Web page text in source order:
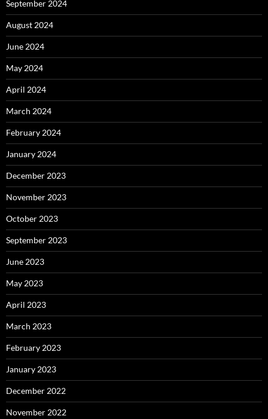
September 2024
August 2024
June 2024
May 2024
April 2024
March 2024
February 2024
January 2024
December 2023
November 2023
October 2023
September 2023
June 2023
May 2023
April 2023
March 2023
February 2023
January 2023
December 2022
November 2022